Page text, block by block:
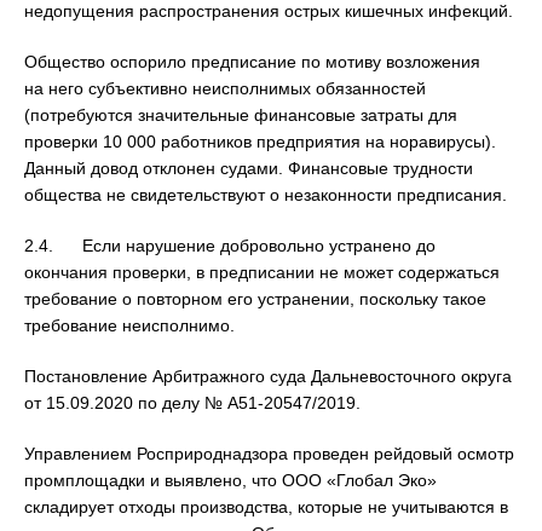
недопущения распространения острых кишечных инфекций.
Общество оспорило предписание по мотиву возложения
на него субъективно неисполнимых обязанностей
(потребуются значительные финансовые затраты для
проверки 10 000 работников предприятия на норавирусы).
Данный довод отклонен судами. Финансовые трудности
общества не свидетельствуют о незаконности предписания.
2.4. Если нарушение добровольно устранено до
окончания проверки, в предписании не может содержаться
требование о повторном его устранении, поскольку такое
требование неисполнимо.
Постановление Арбитражного суда Дальневосточного округа
от 15.09.2020 по делу № А51-20547/2019.
Управлением Росприроднадзора проведен рейдовый осмотр
промплощадки и выявлено, что ООО «Глобал Эко»
складирует отходы производства, которые не учитываются в